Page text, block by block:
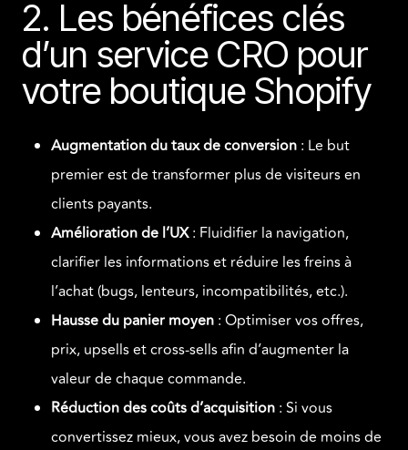
2. Les bénéfices clés
d’un service CRO pour
votre boutique Shopify
Augmentation du taux de conversion : Le but
premier est de transformer plus de visiteurs en
clients payants.
Amélioration de l’UX: Fluidifier la navigation,
clarifier les informations et réduire les freins à
l’achat (bugs, lenteurs, incompatibilités, etc.).
Hausse du panier moyen : Optimiser vos offres,
prix, upsells et cross-sells afin d’augmenter la
valeur de chaque commande.
Réduction des coûts d’acquisition : Si vous
convertissez mieux, vous avez besoin de moins de